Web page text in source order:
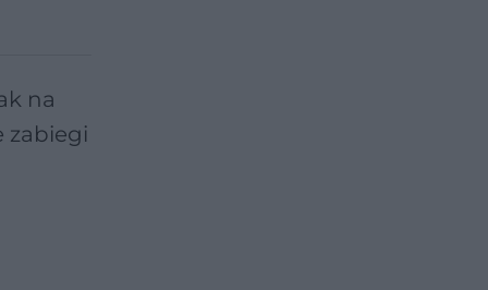
na
zabiegi